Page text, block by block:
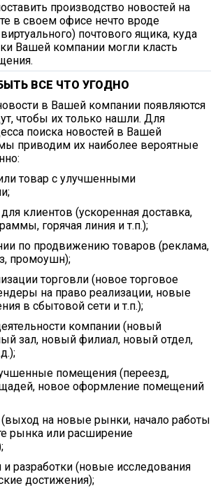
производство новостей на
в своем офисе нечто вроде
почтового ящика, куда
Вашей компании могли класть
ВСЕ ЧТО УГОДНО
в Вашей компании появляются
чтобы их только нашли. Для
поиска новостей в Вашей
приводим их наиболее вероятные
товар с улучшенными
клиентов (ускоренная доставка,
горячая линия и т.п.);
по продвижению товаров (реклама,
промоушн);
торговли (новое торговое
на право реализации, новые
в сбытовой сети и т.п.);
компании (новый
зал, новый филиал, новый отдел,
помещения (переезд,
новое оформление помещений
на новые рынки, начало работы
рынка или расширение
разработки (новые исследования
достижения);